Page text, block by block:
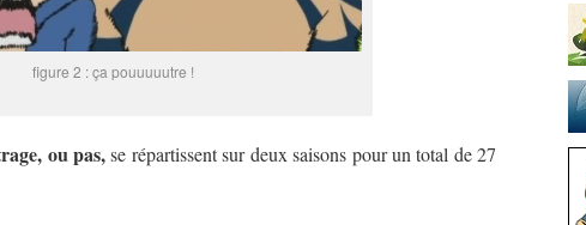
figure 2 : ça pouuuuutre !
ou pas,se répartissent sur deux saisons pour un total de 27